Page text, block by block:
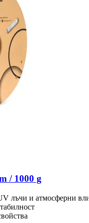
/ 1000 g
лъчи и атмосферни